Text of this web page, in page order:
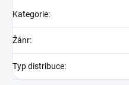
Kategorie:
Žánr:
Typ distribuce: